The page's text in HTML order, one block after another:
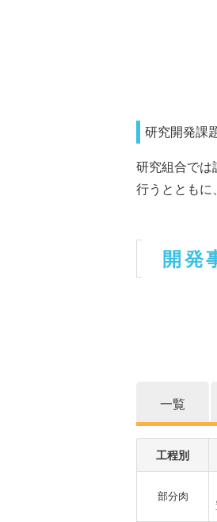
研究開発課
研究組合では
行うとともに
開発
一覧
工程別
部分肉